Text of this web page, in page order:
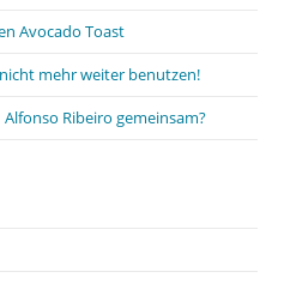
Avocado Toast
mehr weiter benutzen!
Ribeiro gemeinsam?